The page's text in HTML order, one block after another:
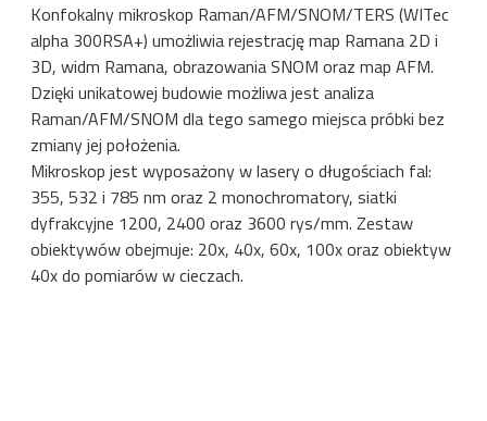
Konfokalny mikroskop Raman/AFM/SNOM/TERS (WITec
alpha 300RSA+) umożliwia rejestrację map Ramana 2D i
3D, widm Ramana, obrazowania SNOM oraz map AFM.
Dzięki unikatowej budowie możliwa jest analiza
Raman/AFM/SNOM dla tego samego miejsca próbki bez
zmiany jej położenia.
Mikroskop jest wyposażony w lasery o długościach fal:
355, 532 i 785 nm oraz 2 monochromatory, siatki
dyfrakcyjne 1200, 2400 oraz 3600 rys/mm. Zestaw
obiektywów obejmuje: 20x, 40x, 60x, 100x oraz obiektyw
40x do pomiarów w cieczach.